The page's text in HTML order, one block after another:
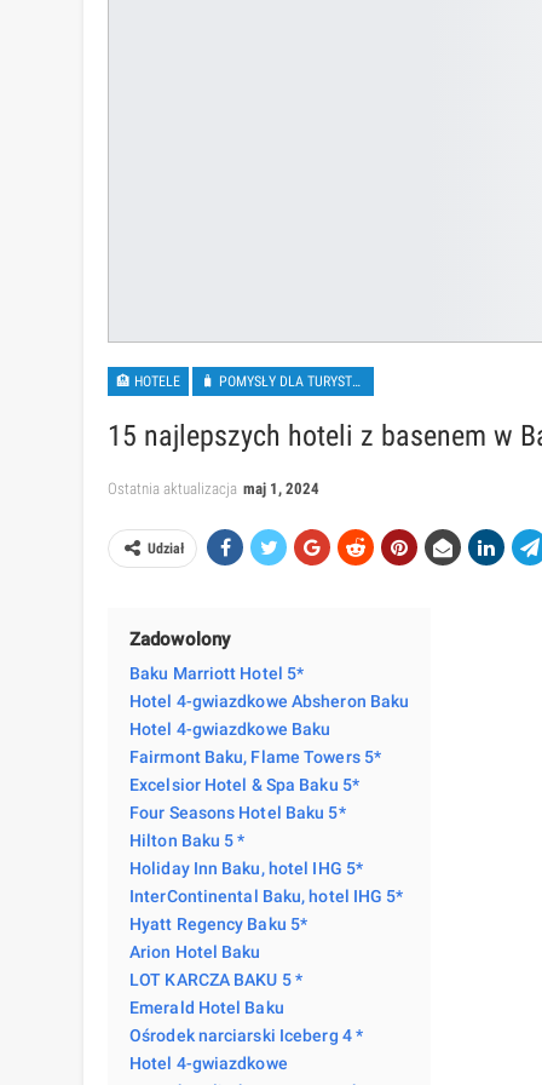
🏨 HOTELE 🧳 POMYSŁY DLA TURYSTÓW
15 najlepszych hoteli z basenem w
Ostatnia aktualizacja maj 1, 2024
Udział
Zadowolony
Baku Marriott Hotel 5*
Hotel 4-gwiazdkowe Absheron Baku
Hotel 4-gwiazdkowe Baku
Fairmont Baku, Flame Towers 5*
Excelsior Hotel & Spa Baku 5*
Four Seasons Hotel Baku 5*
Hilton Baku 5 *
Holiday Inn Baku, hotel IHG 5*
InterContinental Baku, hotel IHG 5*
Hyatt Regency Baku 5*
Arion Hotel Baku
LOT KARCZA BAKU 5 *
Emerald Hotel Baku
Ośrodek narciarski Iceberg 4 *
Hotel 4-gwiazdkowe